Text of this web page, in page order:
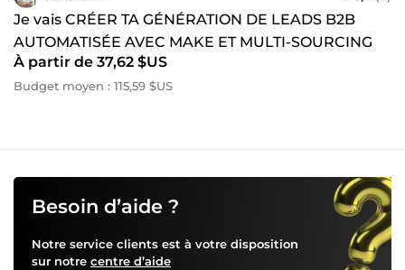
Je vais CRÉER TA GÉNÉRATION DE LEADS B2B
AUTOMATISÉE AVEC MAKE ET MULTI-SOURCING
À partir de 37,62 $US
Budget moyen : 115,59 $US
Besoin d’aide ?
Notre service clients est à votre disposition
sur notre centre d’aide